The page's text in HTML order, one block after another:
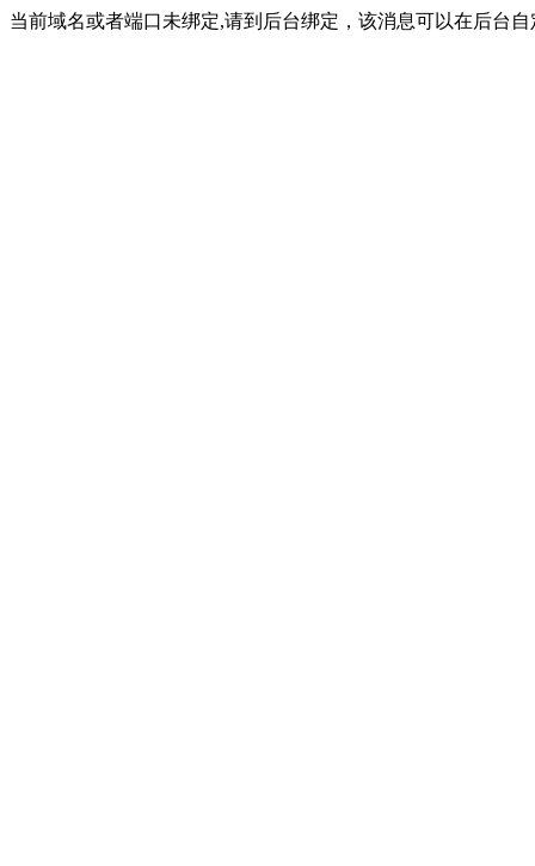
当前域名或者端口未绑定,请到后台绑定，该消息可以在后台自